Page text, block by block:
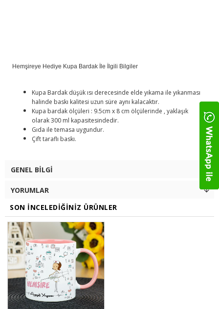
Hemşireye Hediye Kupa Bardak İle İlgili Bilgiler
Kupa Bardak düşük ısı derecesinde elde yıkama ile yıkanması
halinde baskı kalitesi uzun süre aynı kalacaktır.
Kupa bardak ölçüleri : 9.5cm x 8 cm ölçülerinde , yaklaşık
olarak 300 ml kapasitesindedir.
Gıda ile temasa uygundur.
Çift taraflı baskı.
GENEL BILGI
YORUMLAR
SON İNCELEDIĞINIZ ÜRÜNLER